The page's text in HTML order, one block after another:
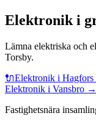
Elektronik i
Lämna elektriska och
Torsby.
🔌Elektronik i Hagfors
Elektronik i Vansbro →
Fastighetsnära